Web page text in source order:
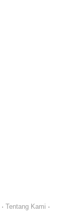
· Tentang Kami ·